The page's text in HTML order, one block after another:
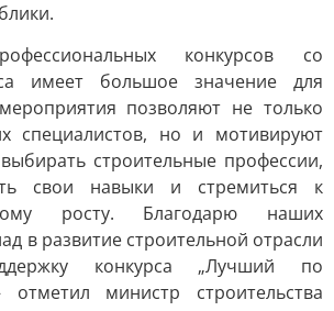
конкурсов со
имеет большое значение для
позволяют не только
специалистов, но и мотивируют
строительные профессии,
свои навыки и стремиться к
росту. Благодарю наших
в развитие строительной отрасли
конкурса „Лучший по
министр строительства